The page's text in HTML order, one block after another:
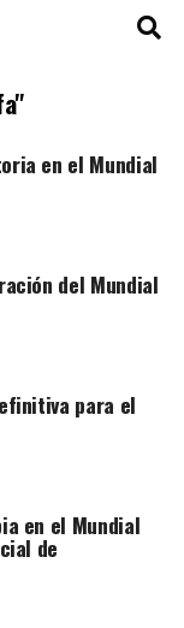
en el Mundial
del Mundial
para el
en el Mundial
de